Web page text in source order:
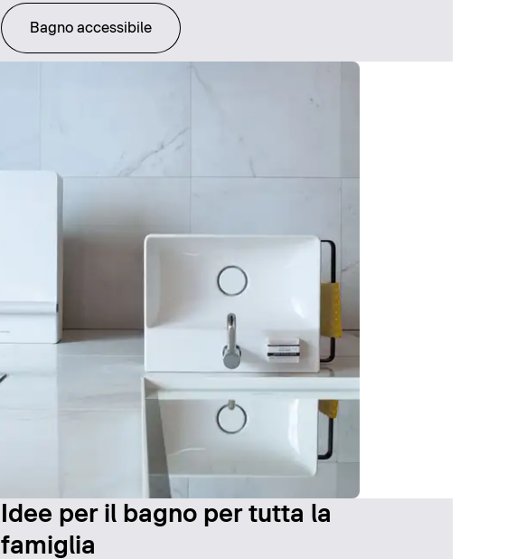
Bagno accessibile
Idee per il bagno per tutta la
famiglia